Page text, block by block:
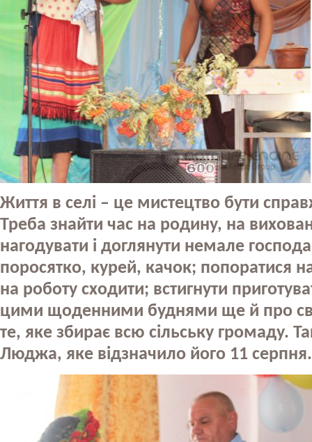
Життя в селі – це мистецтво бути
Треба знайти час на родину, на
нагодувати і доглянути немале
поросятко, курей, качок; попоратися
на роботу сходити; встигнути
цими щоденними буднями ще й про
те, яке збирає всю сільську громаду.
Люджа, яке відзначило його 11 серпня.